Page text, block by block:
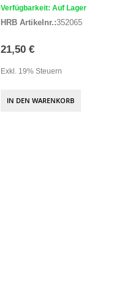
Verfügbarkeit: Auf Lager
HRB Artikelnr.:352065
21,50 €
Exkl. 19% Steuern
IN DEN WARENKORB